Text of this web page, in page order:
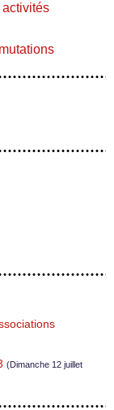
(Dimanche 12 juillet